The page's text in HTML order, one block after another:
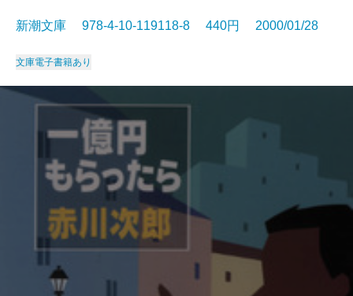
新潮文庫 978-4-10-119118-8 440円 2000/01/28
文庫電子書籍あり